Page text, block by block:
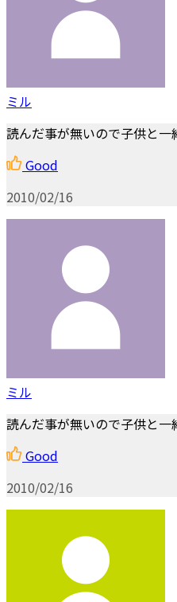
ミル
読んだ事が無いので子供と一
Good
2010/02/16
ミル
読んだ事が無いので子供と一
Good
2010/02/16